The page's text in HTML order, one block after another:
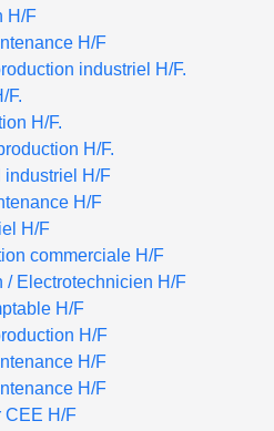
H/F
H/F
industriel H/F.
F.
H/F.
H/F.
industriel H/F
H/F
H/F
commerciale H/F
/ Electrotechnicien H/F
H/F
H/F
H/F
H/F
CEE H/F